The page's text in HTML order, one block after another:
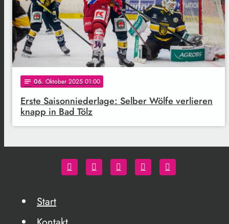
notes 06. Oktober 2025 01:00
Erste Saisonniederlage: Selber Wölfe verlieren
knapp in Bad Tölz
Start